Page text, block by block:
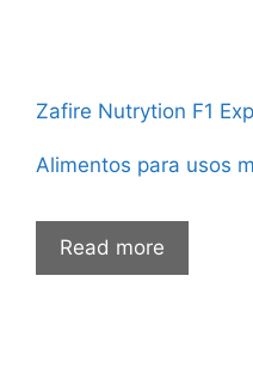
Zafire Nutrytion F1
Alimentos para usos
Read more